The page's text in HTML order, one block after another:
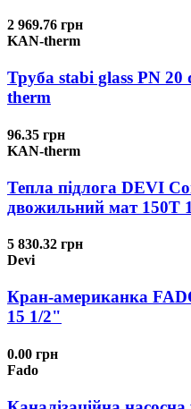
2 969.76 грн
KAN-therm
Труба stabi glass PN
therm
96.35 грн
KAN-therm
Тепла підлога DEVI
двожильний мат 150T
5 830.32 грн
Devi
Кран-американка
15 1/2"
0.00 грн
Fado